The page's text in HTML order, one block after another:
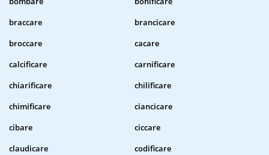
braccare
brancicare
broccare
cacare
calcificare
carnificare
chiarificare
chilificare
chimificare
ciancicare
cibare
ciccare
claudicare
codificare